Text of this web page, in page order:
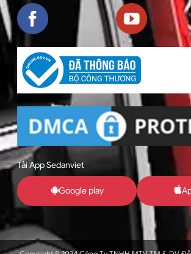
Tải App Sedanviet
Google play